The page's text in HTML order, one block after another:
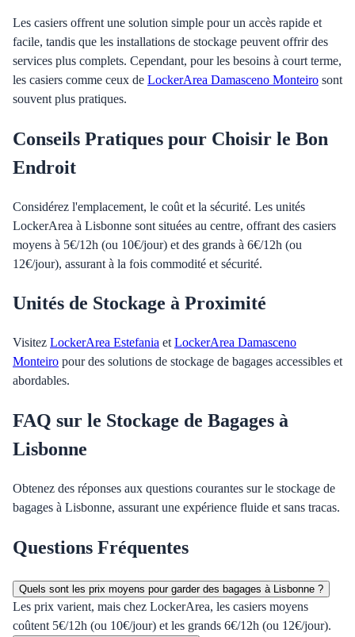
Les casiers offrent une solution simple pour un accès rapide et
facile, tandis que les installations de stockage peuvent offrir des
services plus complets. Cependant, pour les besoins à court terme,
les casiers comme ceux de LockerArea Damasceno Monteiro sont
souvent plus pratiques.
Conseils Pratiques pour Choisir le Bon
Endroit
Considérez l'emplacement, le coût et la sécurité. Les unités
LockerArea à Lisbonne sont situées au centre, offrant des casiers
moyens à 5€/12h (ou 10€/jour) et des grands à 6€/12h (ou
12€/jour), assurant à la fois commodité et sécurité.
Unités de Stockage à Proximité
Visitez LockerArea Estefania et LockerArea Damasceno
Monteiro pour des solutions de stockage de bagages accessibles et
abordables.
FAQ sur le Stockage de Bagages à
Lisbonne
Obtenez des réponses aux questions courantes sur le stockage de
bagages à Lisbonne, assurant une expérience fluide et sans tracas.
Questions Fréquentes
Quels sont les prix moyens pour garder des bagages à Lisbonne ?
Les prix varient, mais chez LockerArea, les casiers moyens
coûtent 5€/12h (ou 10€/jour) et les grands 6€/12h (ou 12€/jour).